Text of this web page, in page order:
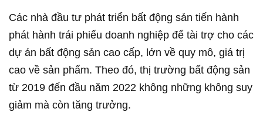
Các nhà đầu tư phát triển bất động sản tiến hành
phát hành trái phiếu doanh nghiệp để tài trợ cho các
dự án bất động sản cao cấp, lớn về quy mô, giá trị
cao về sản phẩm. Theo đó, thị trường bất động sản
từ 2019 đến đầu năm 2022 không những không suy
giảm mà còn tăng trưởng.